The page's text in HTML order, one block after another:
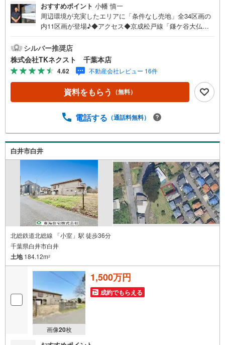
おすすめポイント 小幡 慎一
周辺環境が充実したエリアに「条件なし売地」全34区画の
内11区画が登場♪◆アクセス◆京成松戸線「鎌ケ谷大仏」
家族の多い分譲地は、困ったときも心強い♪お好きなハウ
スメーカーで建築できる「建築条件なし」♪ご家族のスタ
イルに合った住まいをご提案♪土地約40～45坪、多彩なプ
ランが可能な広さ♪忙しい方にも嬉しいスーパーやコンビ
ニが徒歩圏内♪お子様とすぐに遊びに行ける距離に公園が
あるのは嬉しい♪◆周辺環境◆船橋市立八木が谷北小学
保育園 徒歩23分食鮮館ヒフミ 徒歩5分ローソン白井根
分閑静な住宅街で、緑が多く公園も点在している船橋市高
野台3丁目に条件なし売地が登場です!!近くに日本大学理工
学部があり、学生向けの施設や商店も見られ、幹線道路か
ら少し入った落ち着いた雰囲気のエリアです♪
シルバー推奨店
株式会社TKネクスト 千葉本店
4.62 不動産会社レビュー 16件
資料をもらう （無料）
電話する （通話料無料）
白井市白井
北総鉄道北総線 「小室」駅 徒歩36分
千葉県白井市白井
土地184.12m2
画像20枚
1,500万円
成約でもらえる